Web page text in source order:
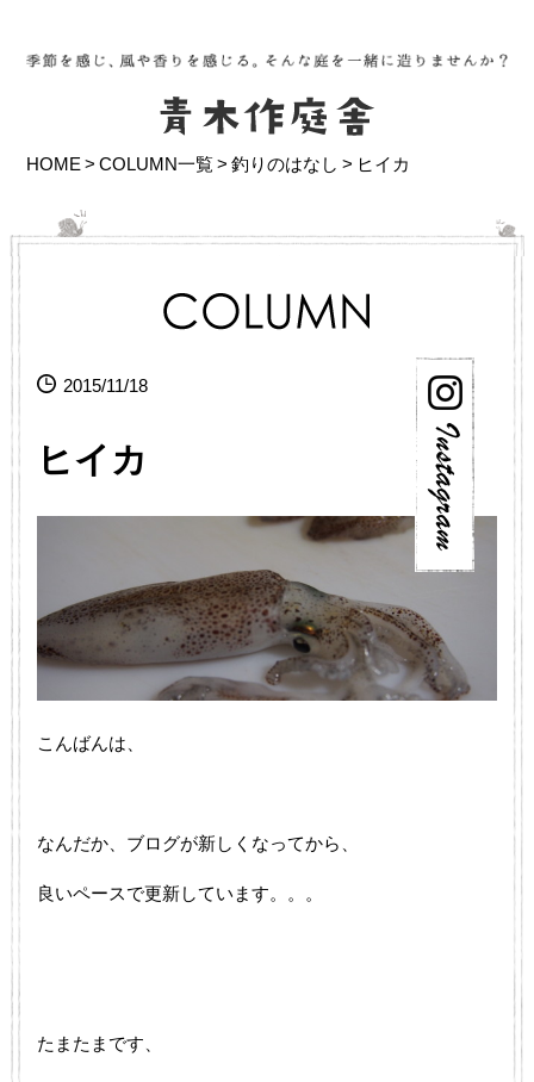
HOME COLUMN一覧 釣りのはなし ヒイカ
2015/11/18
ヒイカ
こんばんは、
なんだか、ブログが新しくなってから、
良いペースで更新しています。。。
たまたまです、